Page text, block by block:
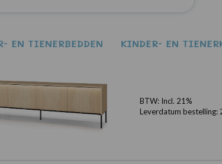
EN TIENERBEDDEN KINDER- EN
FAVOS 05 tv-
BTW: Incl. 21%
Leverdatum bestelling: